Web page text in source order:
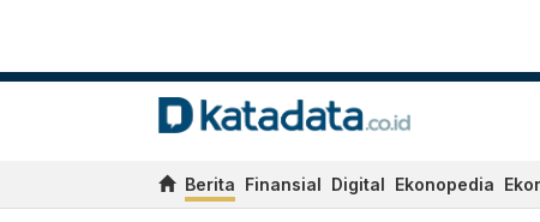
Berita Finansial Digital Ekonopedia